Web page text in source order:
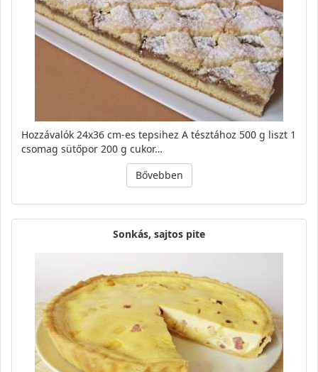
Hozzávalók 24x36 cm-es tepsihez A tésztához 500 g liszt 1
csomag sütőpor 200 g cukor…
Bővebben
Sonkás, sajtos pite